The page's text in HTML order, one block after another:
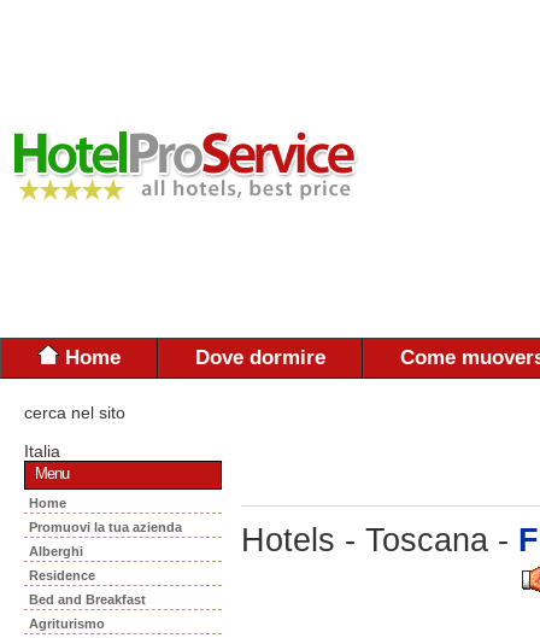
Home Dove dormire Come
cerca nel sito
Italia
Menu
Home
Promuovi la tua azienda
Alberghi
Residence
Bed and Breakfast
Agriturismo
Hotels - Toscana -